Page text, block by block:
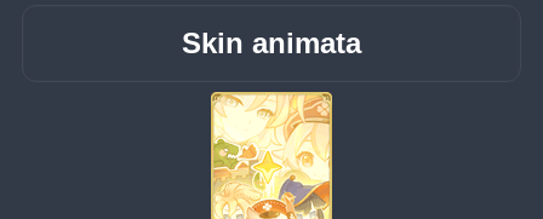
Skin animata